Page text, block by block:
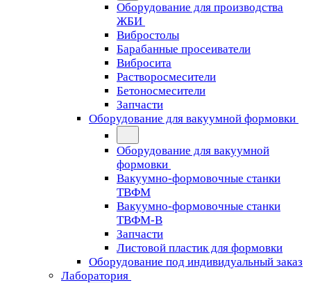
Оборудование для производства
ЖБИ
Вибростолы
Барабанные просеиватели
Вибросита
Растворосмесители
Бетоносмесители
Запчасти
Оборудование для вакуумной формовки
Оборудование для вакуумной
формовки
Вакуумно-формовочные станки
ТВФМ
Вакуумно-формовочные станки
ТВФМ-В
Запчасти
Листовой пластик для формовки
Оборудование под индивидуальный заказ
Лаборатория